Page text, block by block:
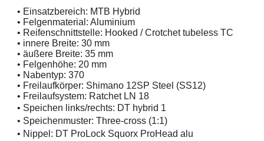
• Einsatzbereich: MTB Hybrid
• Felgenmaterial: Aluminium
• Reifenschnittstelle: Hooked / Crotchet tubeless TC
• innere Breite: 30 mm
• äußere Breite: 35 mm
• Felgenhöhe: 20 mm
• Nabentyp: 370
• Freilaufkörper: Shimano 12SP Steel (SS12)
• Freilaufsystem: Ratchet LN 18
• Speichen links/rechts: DT hybrid 1
• Speichenmuster: Three-cross (1:1)
• Nippel: DT ProLock Squorx ProHead alu